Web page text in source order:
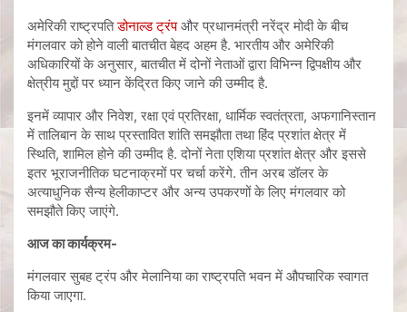
अमेरिकी राष्ट्रपतिडोनाल्ड ट्रंपऔर प्रधानमंत्री नरेंद्र मोदी के बीच
मंगलवार को होने वाली बातचीत बेहद अहम है. भारतीय और अमेरिकी
अधिकारियों के अनुसार, बातचीत में दोनों नेताओं द्वारा विभिन्न द्विपक्षीय और
क्षेत्रीय मुद्दों पर ध्यान केंद्रित किए जाने की उम्मीद है.
इनमें व्यापार और निवेश, रक्षा एवं प्रतिरक्षा, धार्मिक स्वतंत्रता, अफगानिस्तान
में तालिबान के साथ प्रस्तावित शांति समझौता तथा हिंद प्रशांत क्षेत्र में
स्थिति, शामिल होने की उम्मीद है. दोनों नेता एशिया प्रशांत क्षेत्र और इससे
इतर भूराजनीतिक घटनाक्रमों पर चर्चा करेंगे. तीन अरब डॉलर के
अत्याधुनिक सैन्य हेलीकाप्टर और अन्य उपकरणों के लिए मंगलवार को
समझौते किए जाएंगे.
आज का कार्यक्रम-
मंगलवार सुबह ट्रंप और मेलानिया का राष्ट्रपति भवन में औपचारिक स्वागत
किया जाएगा.